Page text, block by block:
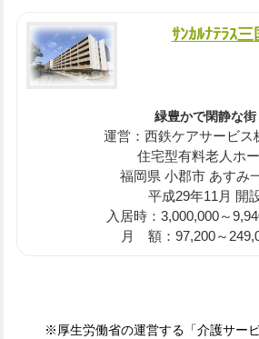
ｻﾝｶﾙﾅﾃﾗｽ
緑豊かで閑静な街
運営：西鉄ケアサービス
住宅型有料老人ホ
福岡県 小郡市 あすみ
平成29年11月 開
入居時：3,000,000～
月 額：97,200～
※厚生労働省の運営する「介護サー